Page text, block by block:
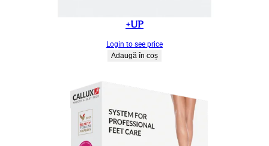
+UP
Login to see price
Adaugă în coș